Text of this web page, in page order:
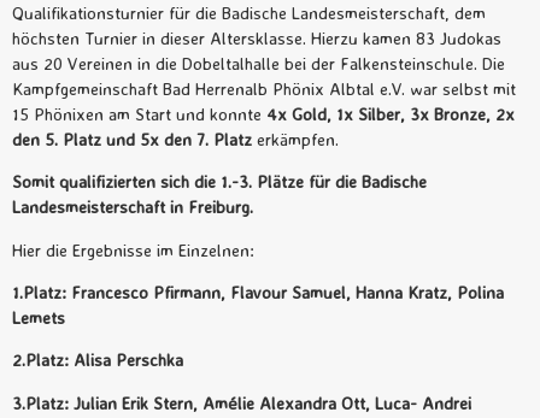
Qualifikationsturnier für die Badische Landesmeisterschaft, dem
höchsten Turnier in dieser Altersklasse. Hierzu kamen 83 Judokas
aus 20 Vereinen in die Dobeltalhalle bei der Falkensteinschule. Die
Kampfgemeinschaft Bad Herrenalb Phönix Albtal e.V. war selbst mit
15 Phönixen am Start und konnte 4x Gold, 1x Silber, 3x Bronze, 2x
den 5. Platz und 5x den 7. Platz erkämpfen.
Somit qualifizierten sich die 1.-3. Plätze für die Badische
Landesmeisterschaft in Freiburg.
Hier die Ergebnisse im Einzelnen:
1.Platz: Francesco Pfirmann, Flavour Samuel, Hanna Kratz, Polina
Lemets
2.Platz: Alisa Perschka
3.Platz: Julian Erik Stern, Amélie Alexandra Ott, Luca- Andrei